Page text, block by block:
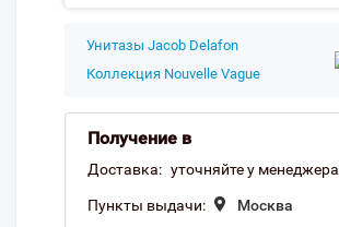
Унитазы Jacob Delafon
Коллекция Nouvelle Vague
Получение в
Доставка: уточняйте у менеджера
Пункты выдачи: Москва